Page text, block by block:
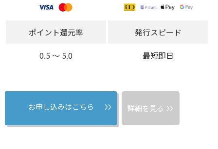
ポイント還元率
0.5 〜 5.0
発行スピード
最短即日
お申し込みはこちら 詳細を見る